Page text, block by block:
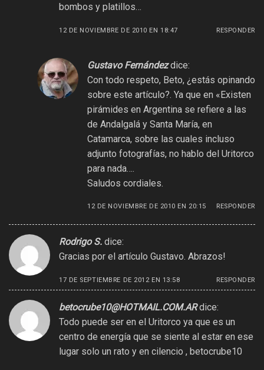
bombos y platillos…
12 DE NOVIEMBRE DE 2010 EN 18:47 RESPONDER
Gustavo Fernández dice:
Con todo respeto, Beto, ¿estás opinando
sobre este artículo?. Ya que en «Existen
pirámides en Argentina se refiere a las
de Andalgalá y Santa María, en
Catamarca, sobre las cuales incluso
adjunto fotografías, no hablo del Uritorco
para nada….
Saludos cordiales.
12 DE NOVIEMBRE DE 2010 EN 20:15 RESPONDER
Rodrigo S. dice:
Gracias por el artículo Gustavo. Abrazos!
17 DE SEPTIEMBRE DE 2012 EN 13:58 RESPONDER
betocrube10@HOTMAIL.COM.AR dice:
Todo puede ser en el Uritorco ya que es un
centro de energía que se siente al estar en ese
lugar solo un rato y en cilencio , betocrube10